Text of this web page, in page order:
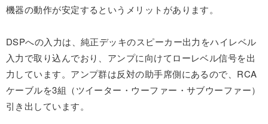
機器の動作が安定するというメリットがあります。
DSPへの入力は、純正デッキのスピーカー出力をハイレベル
入力で取り込んでおり、アンプに向けてローレベル信号を出
力しています。アンプ群は反対の助手席側にあるので、RCA
ケーブルを3組（ツイーター・ウーファー・サブウーファー）
引き出しています。